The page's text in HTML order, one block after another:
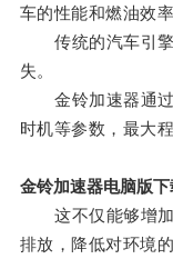
车的性能和燃油效
传统的汽车引擎
失。
金铃加速器通过
时机等参数，最大
金铃加速器电脑版下
这不仅能够增加
排放，降低对环境的